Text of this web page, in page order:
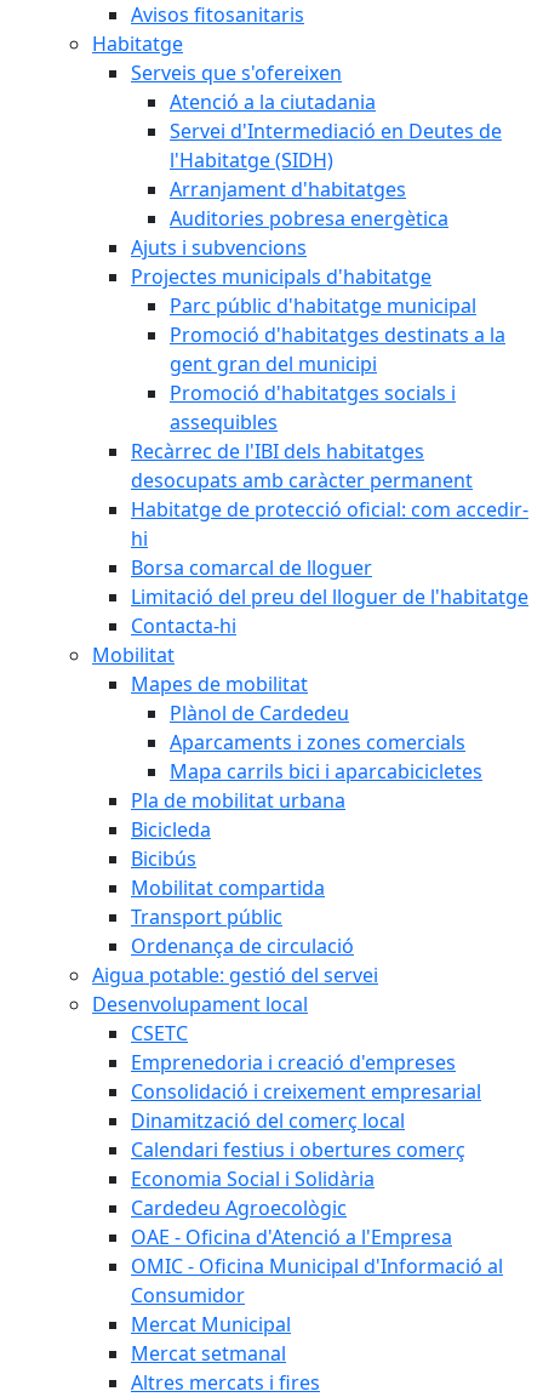
Avisos fitosanitaris
Habitatge
Serveis que s'ofereixen
Atenció a la ciutadania
Servei d'Intermediació en Deutes de
l'Habitatge (SIDH)
Arranjament d'habitatges
Auditories pobresa energètica
Ajuts i subvencions
Projectes municipals d'habitatge
Parc públic d'habitatge municipal
Promoció d'habitatges destinats a la
gent gran del municipi
Promoció d'habitatges socials i
assequibles
Recàrrec de l'IBI dels habitatges
desocupats amb caràcter permanent
Habitatge de protecció oficial: com accedir-
hi
Borsa comarcal de lloguer
Limitació del preu del lloguer de l'habitatge
Contacta-hi
Mobilitat
Mapes de mobilitat
Plànol de Cardedeu
Aparcaments i zones comercials
Mapa carrils bici i aparcabicicletes
Pla de mobilitat urbana
Bicicleda
Bicibús
Mobilitat compartida
Transport públic
Ordenança de circulació
Aigua potable: gestió del servei
Desenvolupament local
CSETC
Emprenedoria i creació d'empreses
Consolidació i creixement empresarial
Dinamització del comerç local
Calendari festius i obertures comerç
Economia Social i Solidària
Cardedeu Agroecològic
OAE - Oficina d'Atenció a l'Empresa
OMIC - Oficina Municipal d'Informació al
Consumidor
Mercat Municipal
Mercat setmanal
Altres mercats i fires